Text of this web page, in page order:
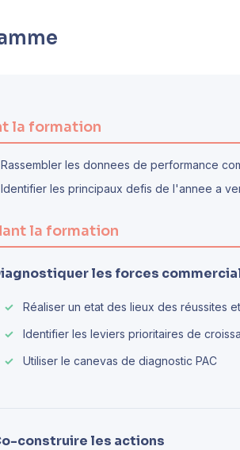
la formation
Rassembler les donnees de performance
Identifier les principaux defis de l'annee a
la formation
les forces
Réaliser un etat des lieux des réussites
Identifier les leviers prioritaires de
Utiliser le canevas de diagnostic PAC
construire les actions